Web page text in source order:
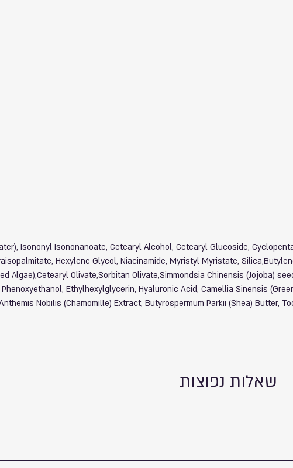
Isononyl Isononanoate, Cetearyl Alcohol, Cetearyl Glucoside,
Hexylene Glycol, Niacinamide, Myristyl Myristate,
Algae),Cetearyl Olivate,Sorbitan Olivate,Simmondsia Chinensis (Jojoba)
Ethylhexylglycerin, Hyaluronic Acid, Camellia Sinensis
Nobilis (Chamomille) Extract, Butyrospermum Parkii (Shea) Butter,
שאלות נפוצות